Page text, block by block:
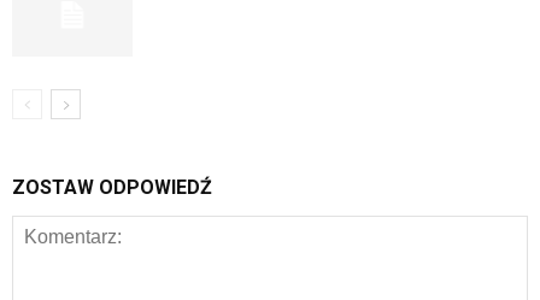
ZOSTAW ODPOWIEDŹ